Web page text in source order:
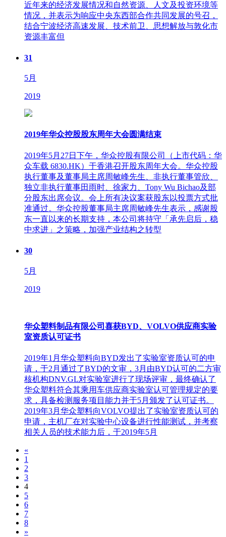
近年来的经济发展情况和自然资源、人文及投资环境等
情况，并表示为响应中央东西部合作共同发展的号召，
结合宁波经济高速发展、技术前卫、思想解放与敦化市
资源丰富但
31
5月
2019
2019年华众控股股东周年大会圆满结束
2019年5月27日下午，华众控股有限公司（上市代码：华
众车载 6830.HK）于香港召开股东周年大会。华众控股
执行董事及董事局主席周敏峰先生、非执行董事管欣、
独立非执行董事田雨时、徐家力、Tony Wu Bichao及部
分股东出席会议。会上所有决议案获股东以投票方式批
准通过。华众控股董事局主席周敏峰先生表示，感谢股
东一直以来的长期支持，本公司将持守「承先启后，稳
中求进」之策略，加强产业结构之转型
30
5月
2019
华众塑料制品有限公司喜获BYD、VOLVO供应商实验
室资质认可证书
2019年1月华众塑料向BYD发出了实验室资质认可的申
请，于2月通过了BYD的文审，3月由BYD认可的二方审
核机构DNV.GL对实验室进行了现场评审，最终确认了
华众塑料符合其乘用车供应商实验室认可管理规定的要
求，具备检测服务项目能力并于5月颁发了认可证书。
2019年3月华众塑料向VOLVO提出了实验室资质认可的
申请，主机厂在对实验中心设备进行性能测试，并考察
相关人员的技术能力后，于2019年5月
«
1
2
3
4
5
6
7
8
»